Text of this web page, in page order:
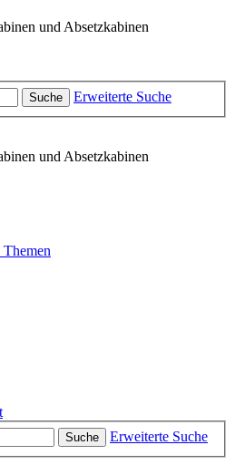
und Absetzkabinen
Suche Erweiterte Suche
und Absetzkabinen
Suche
Erweiterte Suche